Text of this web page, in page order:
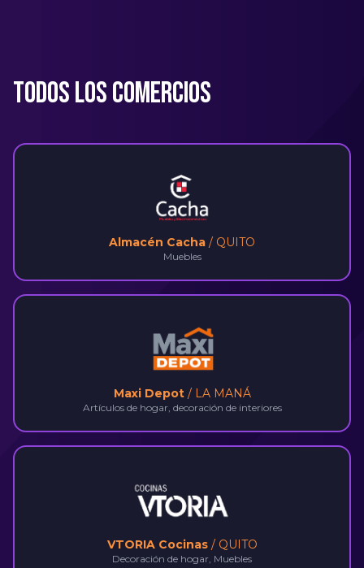
Todos los comercios
Almacén Cacha / QUITO
Muebles
Maxi Depot / LA MANÁ
Artículos de hogar, decoración de interiores
VTORIA Cocinas / QUITO
Decoración de hogar, Muebles